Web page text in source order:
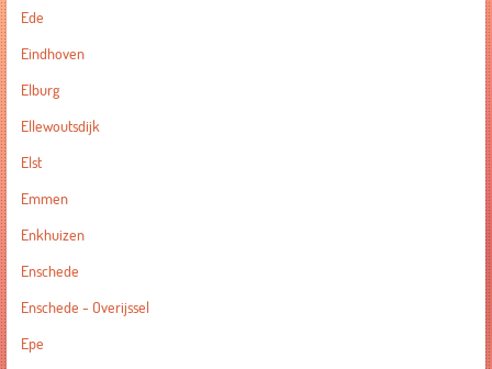
Ede
Eindhoven
Elburg
Ellewoutsdijk
Elst
Emmen
Enkhuizen
Enschede
Enschede - Overijssel
Epe